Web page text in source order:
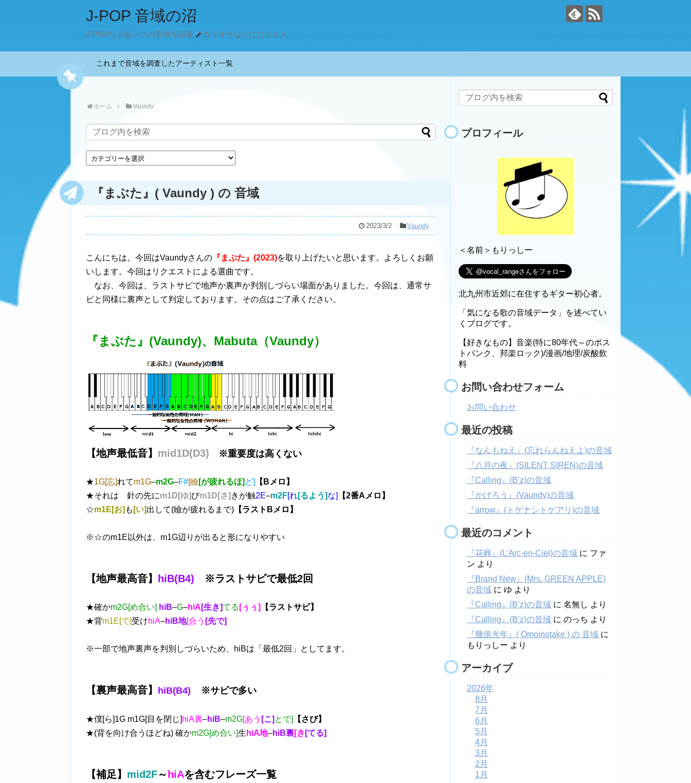
J-POP 音域の沼
J-POPなど歌メロの音域を調査 カラオケなどにおススメ
これまで音域を調査したアーティスト一覧
ホーム Vaundy
『まぶた』( Vaundy ) の 音域
2023/3/2 Vaundy
こんにちは。今回はVaundyさんの 『まぶた』(2023)を取り上げたいと思います。よろしくお願
いします。今回はリクエストによる選曲です。
なお、今回は、ラストサビで地声か裏声か判別しづらい場面がありました。今回は、通常サ
ビと同様に裏声として判定しております。その点はご了承ください。
『まぶた』(Vaundy)、Mabuta（Vaundy）
【地声最低音】 mid1D(D3) ※重要度は高くない
★1G[忘]れてm1G–m2G–F#[瞼 [が疲れるほ] ど]
【Bメロ】
★それは 針の先にm1D[ゆ]びm1D[さ] きが触2E–m2F[れ[るよう]な]
【2番Aメロ】
☆m1E[お] も [い]出して(瞼が疲れるまで) 【ラストBメロ】
※☆のm1E以外は、m1G辺りが出ると形になりやすい
【地声最高音】 hiB(B4) ※ラストサビで最低2回
★確かm2G[め合い] hiB–G–hiA [生き]てる [ぅぅ]
【ラストサビ】
★背m1E[で]受けhiA–hiB地[合う [先で]
※一部で地声裏声を判別しづらいため、hiBは「最低2回」としてます。
【裏声最高音】 hiB(B4) ※サビで多い
★僕[ら]1G m1G[目を閉じ] hiA裏–hiB–m2G[あう [こ] とで]
【さび】
★(背を向け合うほどね) 確かm2G[め合い]生 hiA地–hiB裏[き [てる]
【補足】 mid2F～ hiAを含むフレーズ一覧
プロフィール
＜名前＞もりっしー
北九州市近郊に在住するギター初心者。
「気になる歌の音域データ」を述べてい
くブログです。
【好きなもの】音楽(特に80年代～のポス
トパンク、邦楽ロック)/漫画/地理/炭酸飲
料
お問い合わせフォーム
お問い合わせ
最近の投稿
『なんもねえ』(忘れらんねえよ)の音域
『八月の夜』(SILENT SIREN)の音域
『Calling』(B’z)の音域
『かげろう』(Vaundy)の音域
『arrow』(トゲナシトゲアリ)の音域
最近のコメント
『花葬』(L’Arc-en-Ciel)の音域 に ファ
ン より
『Brand New』(Mrs. GREEN APPLE)
の音域 に ゆ より
『Calling』(B’z)の音域 に 名無し より
『Calling』(B’z)の音域 に のっち より
『幾億光年』( Omoinotake ) の 音域 に
もりっしー より
アーカイブ
2026年
8月
7月
6月
5月
4月
3月
2月
1月